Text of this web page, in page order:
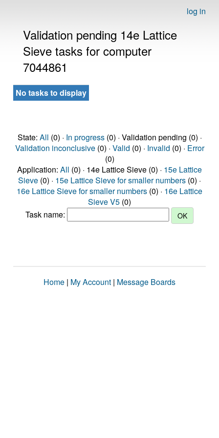
log in
Validation pending 14e Lattice
Sieve tasks for computer
7044861
No tasks to display
State: All (0) · In progress(0) · Validation pending (0) ·
Validation inconclusive(0) · Valid (0) · Invalid (0) · Error
(0)
Application: All (0) · 14e Lattice Sieve (0) · 15e Lattice
Sieve (0) · 15e Lattice Sieve for smaller numbers (0) ·
16e Lattice Sieve for smaller numbers (0) · 16e Lattice
Sieve V5 (0)
Task name:
Home | My Account | Message Boards